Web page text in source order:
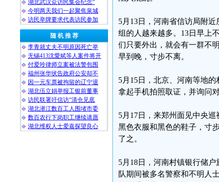
湖北武汉众访民集会纪念“
今明两天我们一起聚焦泉城
访民举牌要求代表访民参加
随 机 推 荐
李青就丈夫不明原因死亡举
无锡413沈愛斌等人案件将开
付爱玲律师立案被法警包围
福州张华状告政府公安却不
因一元车票被拘留的辽宁退
湖北伍立娟举报工银前董事
访民联署吁信访“清仓见底
湖北潜江数百工人围堵市委
数百农行下岗职工继续请愿
湖北维权人士爱嘉探望良心
5月13日，河南省信访局附
组的人越来越多。13日早上
们只要外出，就会有一群不
早到晚，寸步不离。
5月15日，北京、河南等地
拿起手机拍照取证，并询问
5月17日，来郑州面见中央
黑色衣服和黑色的鞋子，寸
了之。
5月18日，河南村镇银行储
队期间被多名警察和不明人